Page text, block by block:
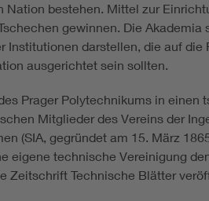
Nation bestehen. Mittel zur
gewinnen. Die Akademia
Institutionen darstellen, die auf die
ausgerichtet sein sollten.
Prager Polytechnikums in einen
Mitglieder des Vereins der
(SIA, gegründet am 15. März
eigene technische Vereinigung
Zeitschrift Technische Blätter